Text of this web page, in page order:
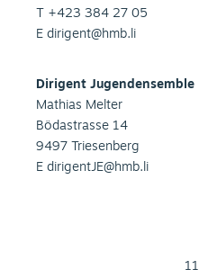
T +423 384 27 05
E dirigent@hmb.li
Dirigent Jugendensemble
Mathias Melter
Bödastrasse 14
9497 Triesenberg
E dirigentJE@hmb.li
11